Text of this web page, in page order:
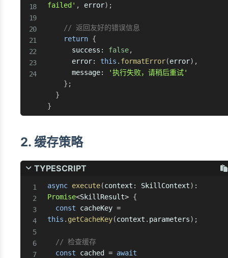
failed' , error) ;
// 返回友好的错误信息
return {
      success
: false,
      error
: this . formatError(error) ,
      message
:
'执行失败，请稍后重试'
} ;
}
}
2. 缓存策略
TYPESCRIPT
async execute(context : SkillContext) :
Promise<SkillResult> {
const cacheKey =
this . getCacheKey(context . parameters) ;
// 检查缓存
const cached = await